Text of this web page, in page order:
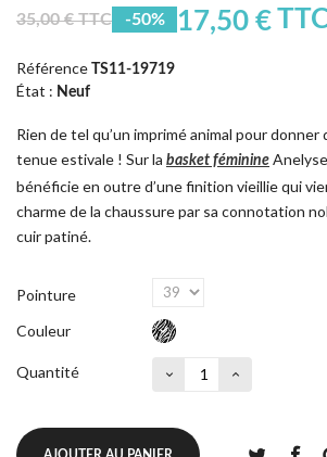
35,00 € TTC -50% 17,50 €
Référence TS11-19719
État : Neuf
Rien de tel qu’un imprimé animal pour donner
tenue estivale ! Sur la basket féminine
bénéficie en outre d’une finition vieillie qui
charme de la chaussure par sa connotation
cuir patiné.
Pointure
Couleur
Quantité